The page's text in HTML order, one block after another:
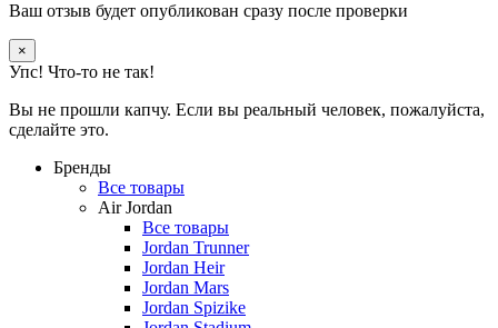
Ваш отзыв будет опубликован сразу после проверки
×
Упс! Что-то не так!
Вы не прошли капчу. Если вы реальный человек, пожалуйста,
сделайте это.
Бренды
Все товары
Air Jordan
Все товары
Jordan Trunner
Jordan Heir
Jordan Mars
Jordan Spizike